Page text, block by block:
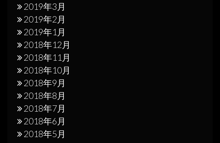
2019年3月
2019年2月
2019年1月
2018年12月
2018年11月
2018年10月
2018年9月
2018年8月
2018年7月
2018年6月
2018年5月